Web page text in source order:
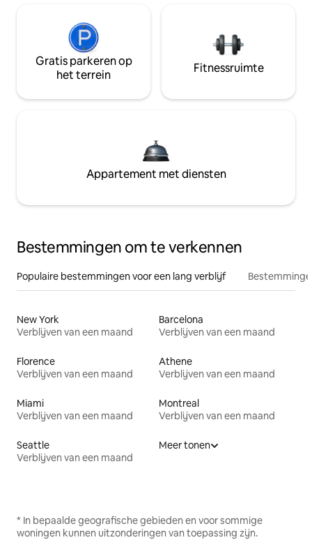
Gratis parkeren op
het terrein
Fitnessruimte
Appartement met diensten
Bestemmingen om te verkennen
Populaire bestemmingen voor een lang verblijf
New York
Verblijven van een maand
Barcelona
Verblijven van een maand
Florence
Verblijven van een maand
Athene
Verblijven van een maand
Miami
Verblijven van een maand
Montreal
Verblijven van een maand
Seattle
Verblijven van een maand
Meer tonen
* In bepaalde geografische gebieden en voor sommige
woningen kunnen uitzonderingen van toepassing zijn.